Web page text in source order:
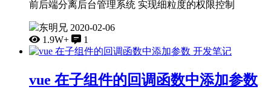
前后端分离后台管理系统 实现细粒度的权限控制
东明兄 2020-02-06
1.9W+
1
开发笔记
vue 在子组件的回调函数中添加参数